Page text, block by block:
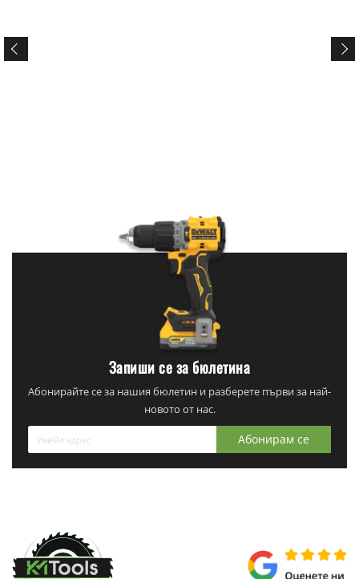
Запиши се за бюлетина
Абонирайте се за нашия бюлетин и разберете първи за най-
новото от нас.
Абонирам се